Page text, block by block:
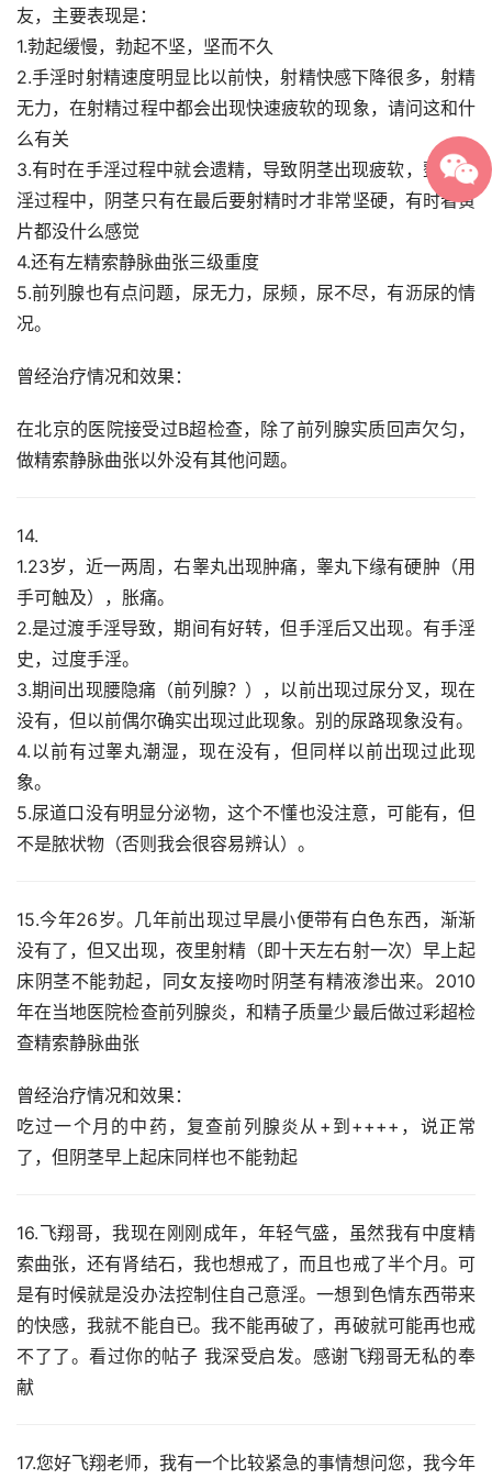
友，主要表现是：
1.勃起缓慢，勃起不坚，坚而不久
2.手淫时射精速度明显比以前快，射精快感下降很多，射精
无力，在射精过程中都会出现快速疲软的现象，请问这和什
么有关
3.有时在手淫过程中就会遗精，导致阴茎出现疲软，整个手
淫过程中，阴茎只有在最后要射精时才非常坚硬，有时看黄
片都没什么感觉
4.还有左精索静脉曲张三级重度
5.前列腺也有点问题，尿无力，尿频，尿不尽，有沥尿的情
况。
曾经治疗情况和效果：
在北京的医院接受过B超检查，除了前列腺实质回声欠匀，
做精索静脉曲张以外没有其他问题。
14.
1.23岁，近一两周，右睾丸出现肿痛，睾丸下缘有硬肿（用
手可触及），胀痛。
2.是过渡手淫导致，期间有好转，但手淫后又出现。有手淫
史，过度手淫。
3.期间出现腰隐痛（前列腺？），以前出现过尿分叉，现在
没有，但以前偶尔确实出现过此现象。别的尿路现象没有。
4.以前有过睾丸潮湿，现在没有，但同样以前出现过此现
象。
5.尿道口没有明显分泌物，这个不懂也没注意，可能有，但
不是脓状物（否则我会很容易辨认）。
15.今年26岁。几年前出现过早晨小便带有白色东西，渐渐
没有了，但又出现，夜里射精（即十天左右射一次）早上起
床阴茎不能勃起，同女友接吻时阴茎有精液渗出来。2010
年在当地医院检查前列腺炎，和精子质量少最后做过彩超检
查精索静脉曲张
曾经治疗情况和效果：
吃过一个月的中药，复查前列腺炎从+到++++，说正常
了，但阴茎早上起床同样也不能勃起
16.飞翔哥，我现在刚刚成年，年轻气盛，虽然我有中度精
索曲张，还有肾结石，我也想戒了，而且也戒了半个月。可
是有时候就是没办法控制住自己意淫。一想到色情东西带来
的快感，我就不能自已。我不能再破了，再破就可能再也戒
不了了。看过你的帖子 我深受启发。感谢飞翔哥无私的奉
献
17.您好飞翔老师，我有一个比较紧急的事情想问您，我今年